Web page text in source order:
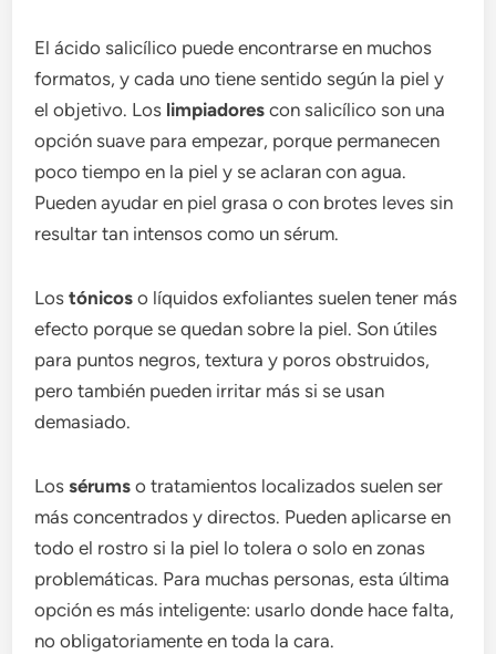
El ácido salicílico puede encontrarse en muchos
formatos, y cada uno tiene sentido según la piel y
el objetivo. Los limpiadores con salicílico son una
opción suave para empezar, porque permanecen
poco tiempo en la piel y se aclaran con agua.
Pueden ayudar en piel grasa o con brotes leves sin
resultar tan intensos como un sérum.
Lostónicos o líquidos exfoliantes suelen tener más
efecto porque se quedan sobre la piel. Son útiles
para puntos negros, textura y poros obstruidos,
pero también pueden irritar más si se usan
demasiado.
Lossérums o tratamientos localizados suelen ser
más concentrados y directos. Pueden aplicarse en
todo el rostro si la piel lo tolera o solo en zonas
problemáticas. Para muchas personas, esta última
opción es más inteligente: usarlo donde hace falta,
no obligatoriamente en toda la cara.